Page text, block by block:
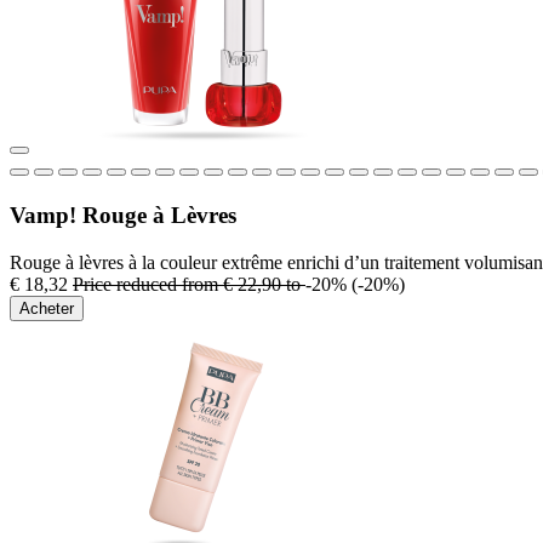
Vamp! Rouge à Lèvres
Rouge à lèvres à la couleur extrême enrichi d’un traitement
€ 18,32 Price reduced from€ 22,90to-20% (-20%)
Acheter